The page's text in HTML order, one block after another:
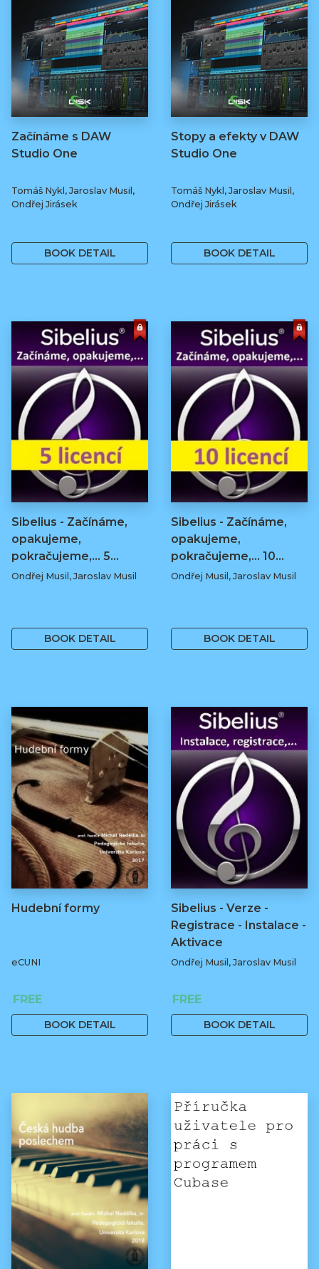
Začínáme s DAW
Studio One
Tomáš Nykl, Jaroslav Musil,
Ondřej Jirásek
BOOK DETAIL
Stopy a efekty v DAW
Studio One
Tomáš Nykl, Jaroslav Musil,
Ondřej Jirásek
BOOK DETAIL
Sibelius - Začínáme,
opakujeme,
pokračujeme,... 5…
Ondřej Musil, Jaroslav Musil
BOOK DETAIL
Sibelius - Začínáme,
opakujeme,
pokračujeme,... 10…
Ondřej Musil, Jaroslav Musil
BOOK DETAIL
Hudební formy
eCUNI
FREE
BOOK DETAIL
Sibelius - Verze -
Registrace - Instalace -
Aktivace
Ondřej Musil, Jaroslav Musil
FREE
BOOK DETAIL